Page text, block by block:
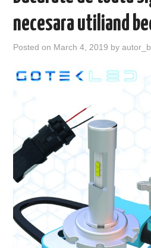
necesara utiliand
Posted on March 4, 2019 by